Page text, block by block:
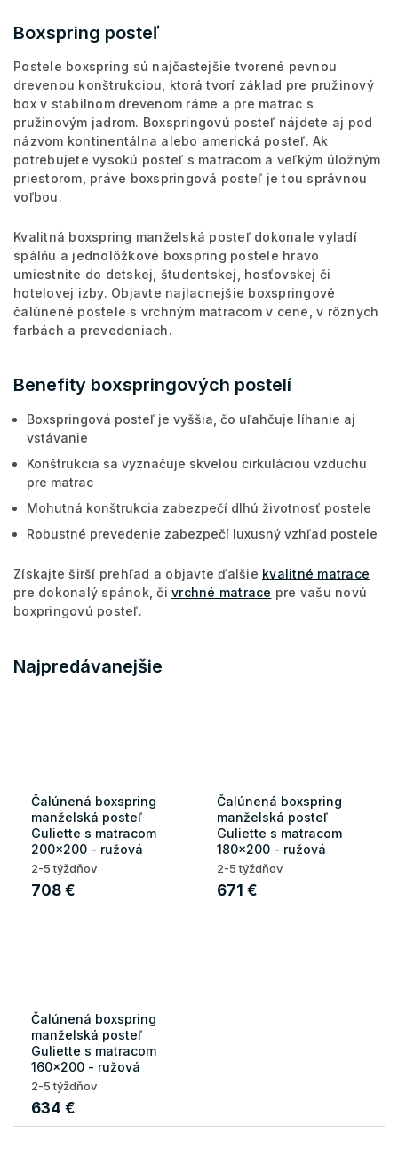
Boxspring posteľ
Postele boxspring sú najčastejšie tvorené pevnou
drevenou konštrukciou, ktorá tvorí základ pre pružinový
box v stabilnom drevenom ráme a pre matrac s
pružinovým jadrom. Boxspringovú posteľ nájdete aj pod
názvom kontinentálna alebo americká posteľ. Ak
potrebujete vysokú posteľ s matracom a veľkým úložným
priestorom, práve boxspringová posteľ je tou správnou
voľbou.
Kvalitná boxspring manželská posteľ dokonale vyladí
spálňu a jednolôžkové boxspring postele hravo
umiestnite do detskej, študentskej, hosťovskej či
hotelovej izby. Objavte najlacnejšie boxspringové
čalúnené postele s vrchným matracom v cene, v rôznych
farbách a prevedeniach.
Benefity boxspringových postelí
Boxspringová posteľ je vyššia, čo uľahčuje líhanie aj
vstávanie
Konštrukcia sa vyznačuje skvelou cirkuláciou vzduchu
pre matrac
Mohutná konštrukcia zabezpečí dlhú životnosť postele
Robustné prevedenie zabezpečí luxusný vzhľad postele
Získajte širší prehľad a objavte ďalšie kvalitné matrace
pre dokonalý spánok, či vrchné matrace pre vašu novú
boxpringovú posteľ.
Najpredávanejšie
Čalúnená boxspring
manželská posteľ
Guliette s matracom
200x200 - ružová
2-5 týždňov
708 €
Čalúnená boxspring
manželská posteľ
Guliette s matracom
180x200 - ružová
2-5 týždňov
671 €
Čalúnená boxspring
manželská posteľ
Guliette s matracom
160x200 - ružová
2-5 týždňov
634 €